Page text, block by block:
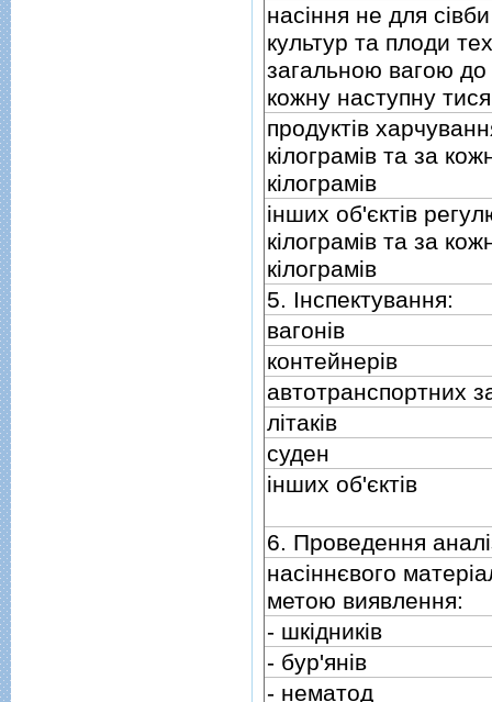
насiння не для
культур та плоди
загальною вагою
кожну наступну
продуктiв
кiлограмiв та за
кiлограмiв
iнших об'єктiв
кiлограмiв та за
кiлограмiв
5. Iнспектування:
вагонiв
контейнерiв
автотранспортних
лiтакiв
суден
iнших об'єктiв
6. Проведення
насiннєвого
метою виявлення:
- шкiдникiв
- бур'янiв
- нематод